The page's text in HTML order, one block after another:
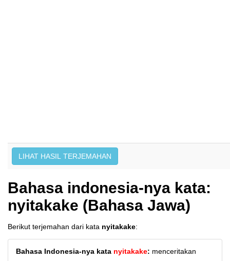
Bahasa indonesia-nya kata:
nyitakake (Bahasa Jawa)
Berikut terjemahan dari kata nyitakake:
Bahasa Indonesia-nya kata nyitakake: menceritakan